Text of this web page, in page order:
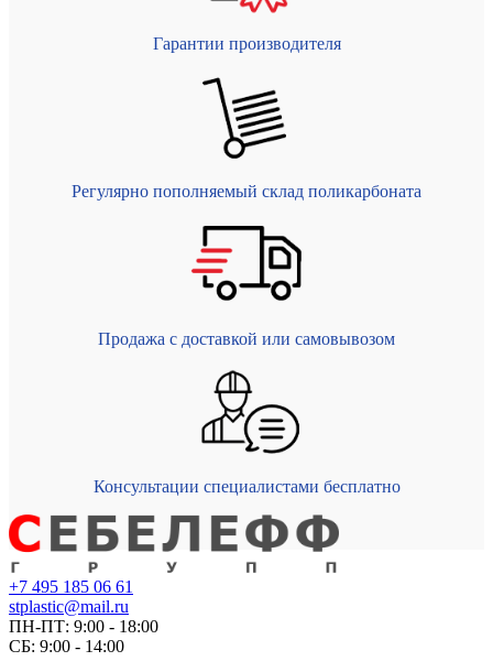
Гарантии производителя
Регулярно пополняемый склад поликарбоната
Продажа с доставкой или самовывозом
Консультации специалистами бесплатно
+7 495 185 06 61
stplastic@mail.ru
ПН-ПТ: 9:00 - 18:00
СБ: 9:00 - 14:00